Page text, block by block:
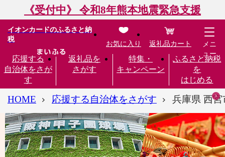
《受付中》 令和8年熊本地震緊急支援
イオンカードのふるさと納
税
応援する
自治体をさが
す
返礼品を
さがす
特集・
キャンペーン
ふるさと納税
を
はじめる
お気に入り 返礼品カート
メニ
ュー
HOME 応援する自治体をさがす 兵庫県 西宮